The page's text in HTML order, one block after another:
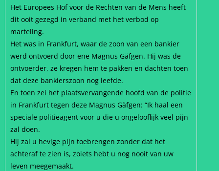
Het Europees Hof voor de Rechten van de Mens heeft
dit ooit gezegd in verband met het verbod op
marteling.
Het was in Frankfurt, waar de zoon van een bankier
werd ontvoerd door ene Magnus Gäfgen. Hij was de
ontvoerder, ze kregen hem te pakken en dachten toen
dat deze bankierszoon nog leefde.
En toen zei het plaatsvervangende hoofd van de politie
in Frankfurt tegen deze Magnus Gäfgen: “Ik haal een
speciale politieagent voor u die u ongelooflijk veel pijn
zal doen.
Hij zal u hevige pijn toebrengen zonder dat het
achteraf te zien is, zoiets hebt u nog nooit van uw
leven meegemaakt.